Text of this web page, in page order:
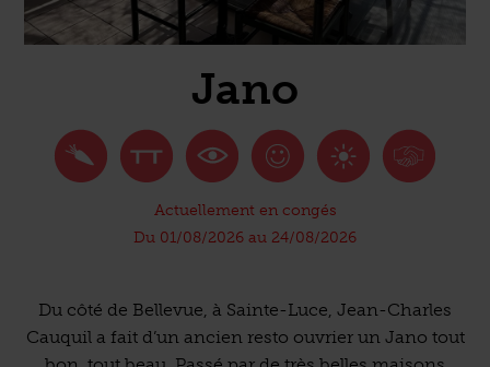
Jano
Actuellement en congés
Du 01/08/2026 au 24/08/2026
Du côté de Bellevue, à Sainte-Luce, Jean-Charles
Cauquil a fait d’un ancien resto ouvrier un Jano tout